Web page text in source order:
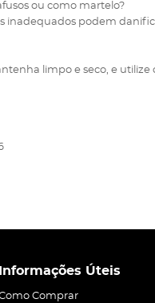
ou como martelo?
inadequados podem
limpo e seco, e
Informações Úteis
Comprar